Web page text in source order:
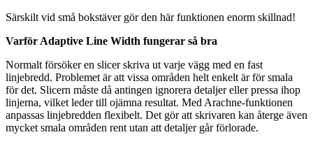
Särskilt vid små bokstäver gör den här funktionen enorm skillnad!
Varför Adaptive Line Width fungerar så bra
Normalt försöker en slicer skriva ut varje vägg med en fast
linjebredd. Problemet är att vissa områden helt enkelt är för smala
för det. Slicern måste då antingen ignorera detaljer eller pressa ihop
linjerna, vilket leder till ojämna resultat. Med Arachne-funktionen
anpassas linjebredden flexibelt. Det gör att skrivaren kan återge även
mycket smala områden rent utan att detaljer går förlorade.